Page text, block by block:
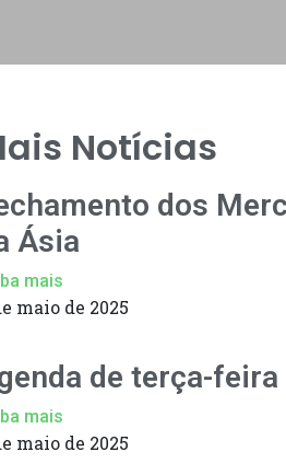
Notícias
dos
Ásia
mais
maio de 2025
de terça-feira
mais
maio de 2025